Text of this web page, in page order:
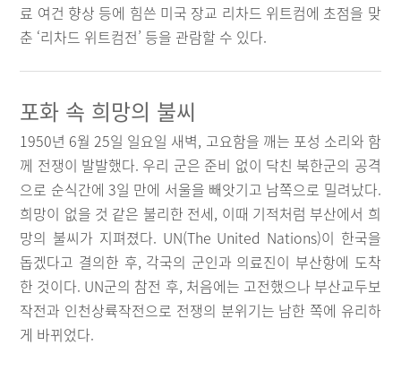
료 여건 향상 등에 힘쓴 미국 장교 리차드 위트컴에 초점을 맞
춘 ‘리차드 위트컴전’ 등을 관람할 수 있다.
포화 속 희망의 불씨
1950년 6월 25일 일요일 새벽, 고요함을 깨는 포성 소리와 함
께 전쟁이 발발했다. 우리 군은 준비 없이 닥친 북한군의 공격
으로 순식간에 3일 만에 서울을 빼앗기고 남쪽으로 밀려났다.
희망이 없을 것 같은 불리한 전세, 이때 기적처럼 부산에서 희
망의 불씨가 지펴졌다. UN(The United Nations)이 한국을
돕겠다고 결의한 후, 각국의 군인과 의료진이 부산항에 도착
한 것이다. UN군의 참전 후, 처음에는 고전했으나 부산교두보
작전과 인천상륙작전으로 전쟁의 분위기는 남한 쪽에 유리하
게 바뀌었다.